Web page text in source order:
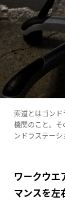
索道とはゴン
機関のこと。そ
ンドラステー
ワークウエ
マンスを左